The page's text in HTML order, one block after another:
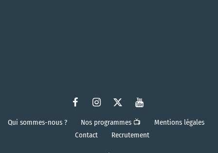
Qui sommes-nous ? Nos programmes 📺
Mentions légales
Contact
Recrutement